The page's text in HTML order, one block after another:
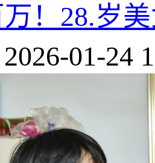
！28.岁
2026-01-24